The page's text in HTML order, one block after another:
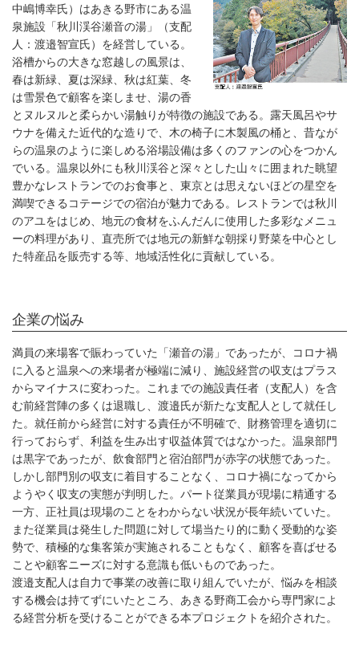
中嶋博幸氏）はあきる野市にある温
泉施設「秋川渓谷瀬音の湯」（支配
人：渡邉智宣氏）を経営している。
浴槽からの大きな窓越しの風景は、
春は新緑、夏は深緑、秋は紅葉、冬
は雪景色で顧客を楽しませ、湯の香
とヌルヌルと柔らかい湯触りが特徴の施設である。露天風呂やサ
ウナを備えた近代的な造りで、木の椅子に木製風の桶と、昔なが
らの温泉のように楽しめる浴場設備は多くのファンの心をつかん
でいる。温泉以外にも秋川渓谷と深々とした山々に囲まれた眺望
豊かなレストランでのお食事と、東京とは思えないほどの星空を
満喫できるコテージでの宿泊が魅力である。レストランでは秋川
のアユをはじめ、地元の食材をふんだんに使用した多彩なメニュ
ーの料理があり、直売所では地元の新鮮な朝採り野菜を中心とし
た特産品を販売する等、地域活性化に貢献している。
企業の悩み
満員の来場客で賑わっていた「瀬音の湯」であったが、コロナ禍
に入ると温泉への来場者が極端に減り、施設経営の収支はプラス
からマイナスに変わった。これまでの施設責任者（支配人）を含
む前経営陣の多くは退職し、渡邉氏が新たな支配人として就任し
た。就任前から経営に対する責任が不明確で、財務管理を適切に
行っておらず、利益を生み出す収益体質ではなかった。温泉部門
は黒字であったが、飲食部門と宿泊部門が赤字の状態であった。
しかし部門別の収支に着目することなく、コロナ禍になってから
ようやく収支の実態が判明した。パート従業員が現場に精通する
一方、正社員は現場のことをわからない状況が長年続いていた。
また従業員は発生した問題に対して場当たり的に動く受動的な姿
勢で、積極的な集客策が実施されることもなく、顧客を喜ばせる
ことや顧客ニーズに対する意識も低いものであった。
渡邉支配人は自力で事業の改善に取り組んでいたが、悩みを相談
する機会は持てずにいたところ、あきる野商工会から専門家によ
る経営分析を受けることができる本プロジェクトを紹介された。